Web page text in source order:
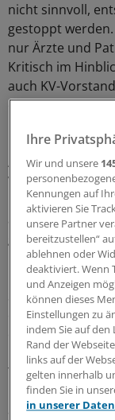
nicht sinnvoll,
gestoppt
nur Ärzte und
Kritisch im
auch KV-
eine
Davon stellten
Anbieter, immer
Versicherten bei
bis hin zu
als ein
genutzt werden.
Begleitung
Standards oder
es ebenfalls
eine neue
Therapie-Markt
informieren und
aktuellen
Ihre
Wir und unsere
Kennungen auf
aktivieren Sie
unsere Partner
bereitzustellen“
ablehnen oder
deaktiviert. Wenn
und Anzeigen
können dieses
Einstellungen zu
indem Sie auf
Rand der
links auf der
gelten innerhalb
finden Sie in
in unserer